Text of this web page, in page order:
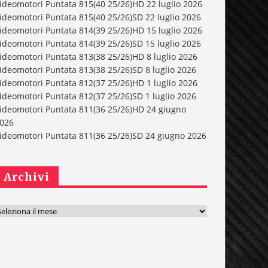
Puntata 815(40 25/26)HD 22 luglio 2026
Puntata 815(40 25/26)SD 22 luglio 2026
Puntata 814(39 25/26)HD 15 luglio 2026
Puntata 814(39 25/26)SD 15 luglio 2026
Puntata 813(38 25/26)HD 8 luglio 2026
Puntata 813(38 25/26)SD 8 luglio 2026
Puntata 812(37 25/26)HD 1 luglio 2026
Puntata 812(37 25/26)SD 1 luglio 2026
Puntata 811(36 25/26)HD 24 giugno
Puntata 811(36 25/26)SD 24 giugno 2026
Archivi